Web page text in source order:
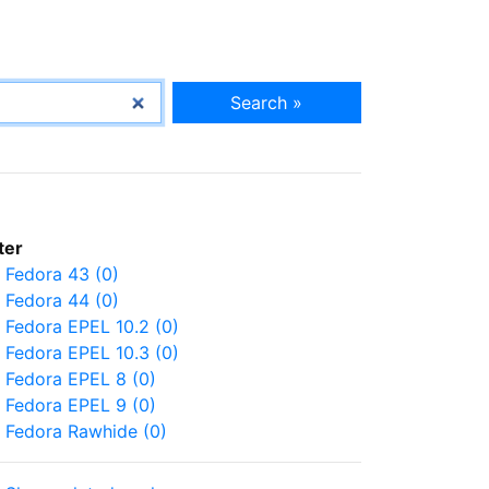
Search »
Fedora 43 (0)
Fedora 44 (0)
Fedora EPEL 10.2 (0)
Fedora EPEL 10.3 (0)
Fedora EPEL 8 (0)
Fedora EPEL 9 (0)
Fedora Rawhide (0)